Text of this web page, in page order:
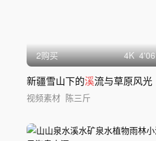
2购买 4K 4'06
新疆雪山下的溪流与草原风光
视频素材 陈三斤